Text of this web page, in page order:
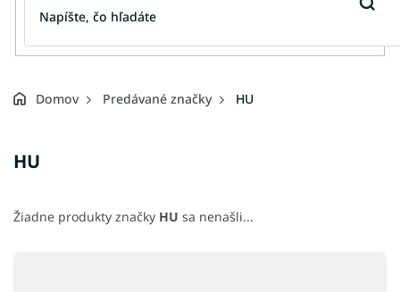
Domov Predávané značky HU
HU
Žiadne produkty značky HU sa nenašli...